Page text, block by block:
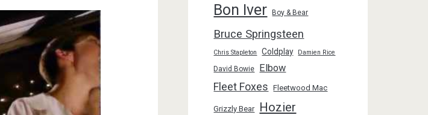
Bon Iver Boy & Bear
Bruce Springsteen
Chris Stapleton Coldplay Damien Rice
David Bowie Elbow
Fleet Foxes Fleetwood Mac
Grizzly Bear Hozier